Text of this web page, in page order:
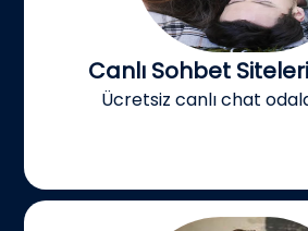
Canlı Sohbet
Ücretsiz canlı chat